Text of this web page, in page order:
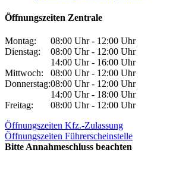
Öffnungszeiten Zentrale
Montag:
08:00 Uhr - 12:00 Uhr
Dienstag:
08:00 Uhr - 12:00 Uhr
14:00 Uhr - 16:00 Uhr
Mittwoch:
08:00 Uhr - 12:00 Uhr
Donnerstag:08:00 Uhr - 12:00 Uhr
14:00 Uhr - 18:00 Uhr
Freitag:
08:00 Uhr - 12:00 Uhr
Öffnungszeiten Kfz.-Zulassung
Öffnungszeiten Führerscheinstelle
Bitte Annahmeschluss beachten